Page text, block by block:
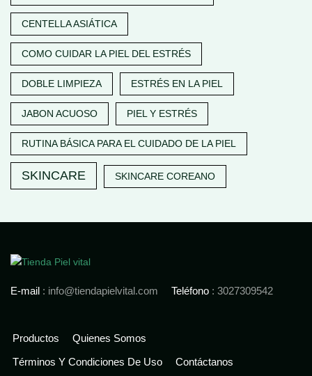
CENTELLA ASIÁTICA
COMO CUIDAR LA PIEL DEL ESTRÉS
DOBLE LIMPIEZA ESTRÉS EN LA PIEL
JABON ACUOSO PIEL Y ESTRÉS
RUTINA BÁSICA PARA EL CUIDADO DE LA PIEL
SKINCARE SKINCARE COREANO
E-mail : info@tiendapielvital.com Teléfono : 3027309542
Productos
Quienes Somos
Términos Y Condiciones De Uso
Contáctanos